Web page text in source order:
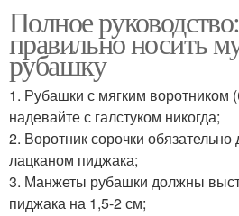
Полное
правильно носить
рубашку
1. Рубашки с мягким воротником
надевайте с галстуком никогда;
2. Воротник сорочки
лацканом пиджака;
3. Манжеты рубашки должны
пиджака на 1,5-2 см;